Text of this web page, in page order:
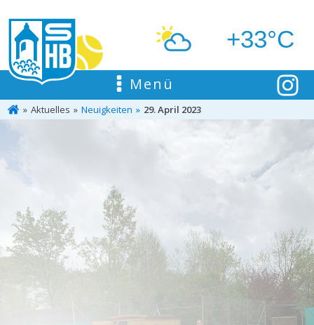
+33°C
Menü
Aktuelles Neuigkeiten 29. April 2023